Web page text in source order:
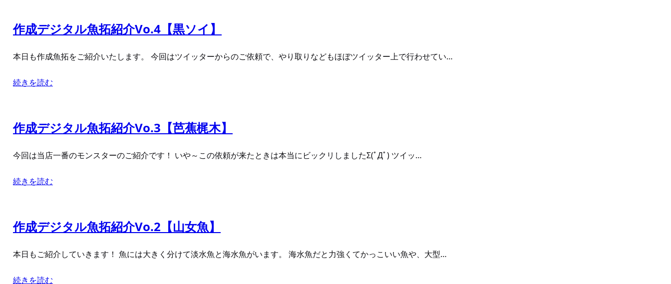
作成デジタル魚拓紹介Vo.4【黒ソイ】
本日も作成魚拓をご紹介いたします。 今回はツイッターからのご依頼で、やり取りなどもほぼツイッター上で行わせてい…
続きを読む
作成デジタル魚拓紹介Vo.3【芭蕉梶木】
今回は当店一番のモンスターのご紹介です！ いや～この依頼が来たときは本当にビックリしましたΣ(ﾟДﾟ) ツイッ…
続きを読む
作成デジタル魚拓紹介Vo.2【山女魚】
本日もご紹介していきます！ 魚には大きく分けて淡水魚と海水魚がいます。 海水魚だと力強くてかっこいい魚や、大型…
続きを読む